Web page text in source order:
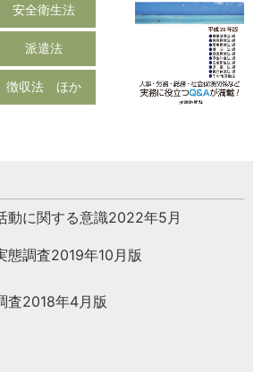
安全衛生法
派遣法
徴収法 ほか
動に関する意識2022年5月
態調査2019年10月版
査2018年4月版